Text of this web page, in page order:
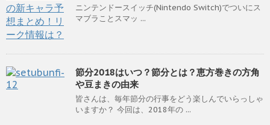
ニンテンドースイッチ(Nintendo Switch)でついにス
マブラことスマッ ...
節分2018はいつ？節分とは？恵方巻きの方角
や豆まきの由来
皆さんは、毎年節分の行事をどう楽しんでいらっしゃ
いますか？ 今回は、2018年の ...